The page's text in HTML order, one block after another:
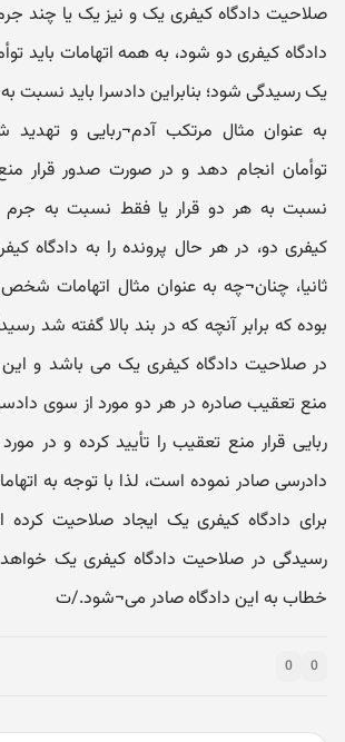
صلاحیت دادگاه کیفری یک و نیز یک یا چند
دادگاه کیفری دو شود، به همه اتهامات باید
یک رسیدگی شود؛ بنابراین دادسرا باید نسبت
به عنوان مثال مرتکب آدم¬ربایی و
توأمان انجام دهد و در صورت صدور قرار
نسبت به هر دو قرار یا فقط نسبت به جرم
کیفری دو، در هر حال پرونده را به دادگاه
ثانیا، چنان¬چه به عنوان مثال اتهامات
بوده که برابر آنچه که در بند بالا گفته شد
در صلاحیت دادگاه کیفری یک می باشد و این
منع تعقیب صادره در هر دو مورد از سوی
ربایی قرار منع تعقیب را تأیید کرده و در
دادرسی صادر نموده است، لذا با توجه به
برای دادگاه کیفری یک ایجاد صلاحیت کرده
رسیدگی در صلاحیت دادگاه کیفری یک
خطاب به این دادگاه صادر می¬شود./ت
0
0